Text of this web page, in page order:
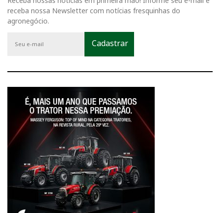
receba nossa Newsletter com notícias fresquinhas do
agronegócio.